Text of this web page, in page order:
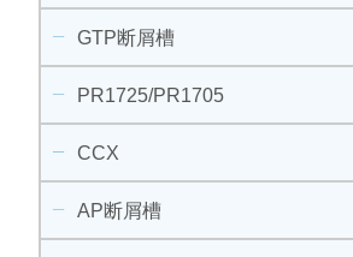
GTP断屑槽
PR1725/PR1705
CCX
AP断屑槽